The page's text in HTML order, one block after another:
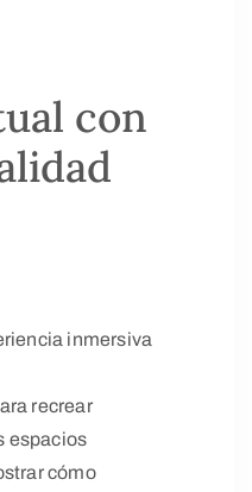
con
inmersiva
recrear
espacios
cómo